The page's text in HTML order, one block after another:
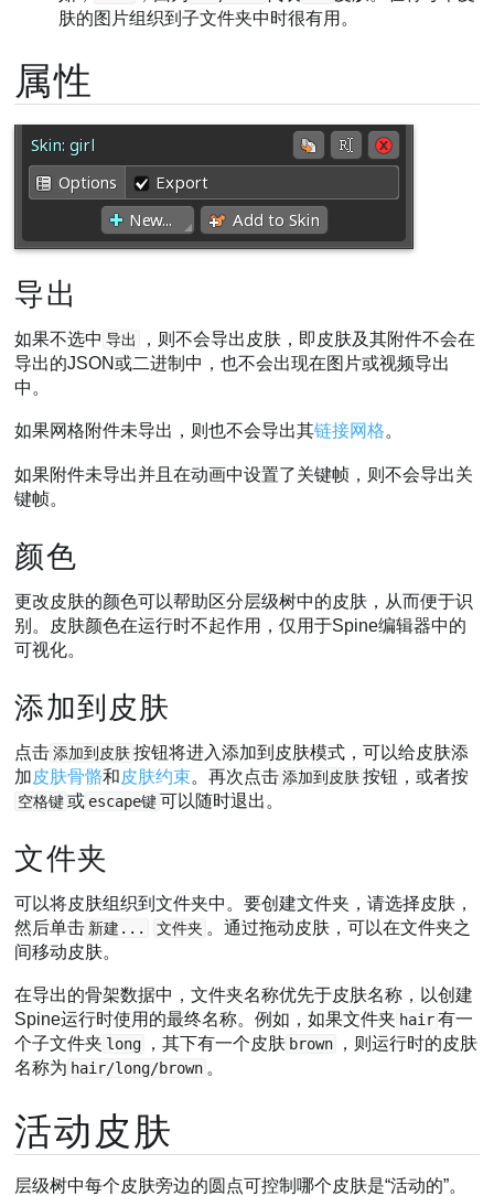
肤的图片组织到子文件夹中时很有用。
属性
导出
如果不选中 导出
，则不会导出皮肤，即皮肤及其附件不会在
导出的JSON或二进制中，也不会出现在图片或视频导出
中。
如果网格附件未导出，则也不会导出其链接网格。
如果附件未导出并且在动画中设置了关键帧，则不会导出关
键帧。
颜色
更改皮肤的颜色可以帮助区分层级树中的皮肤，从而便于识
别。皮肤颜色在运行时不起作用，仅用于Spine编辑器中的
可视化。
添加到皮肤
点击 添加到皮肤 按钮将进入添加到皮肤模式，可以给皮肤添
加皮肤骨骼和皮肤约束。再次点击 添加到皮肤 按钮，或者按
空格键 或 escape键 可以随时退出。
文件夹
可以将皮肤组织到文件夹中。要创建文件夹，请选择皮肤，
然后单击 新建... 文件夹 。通过拖动皮肤，可以在文件夹之
间移动皮肤。
在导出的骨架数据中，文件夹名称优先于皮肤名称，以创建
Spine运行时使用的最终名称。例如，如果文件夹 hair 有一
个子文件夹 long ，其下有一个皮肤 brown
，则运行时的皮肤
名称为 hair/long/brown 。
活动皮肤
层级树中每个皮肤旁边的圆点可控制哪个皮肤是“活动的”。